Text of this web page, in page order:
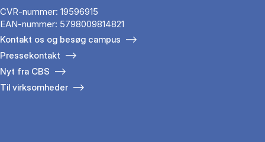
CVR-nummer: 19596915
EAN-nummer: 5798009814821
Kontakt os og besøg campus
Pressekontakt
Nyt fra CBS
Til virksomheder